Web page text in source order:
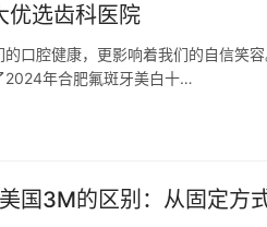
优选齿科医院
口腔健康，更影响着我们的自信笑
2024年合肥氟斑牙美白十…
国3M的区别：从固定方